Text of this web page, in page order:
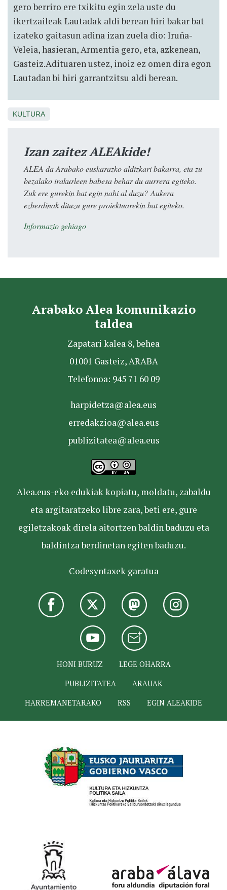
gero berriro ere txikitu egin zela uste du
ikertzaileak Lautadak aldi berean hiri bakar bat
izateko gaitasun adina izan zuela dio: Iruña-
Veleia, hasieran, Armentia gero, eta, azkenean,
Gasteiz.Adituaren ustez, inoiz ez omen dira egon
Lautadan bi hiri garrantzitsu aldi berean.
KULTURA
Izan zaitez ALEAkide!
ALEA da Arabako euskarazko aldizkari bakarra, eta zu
bezalako irakurleen babesa behar du aurrera egiteko.
Zuk ere gurekin bat egin nahi al duzu? Aukera
ezberdinak dituzu gure proiektuarekin bat egiteko.
Informazio gehiago
Arabako Alea komunikazio
taldea
Zapatari kalea 8, behea
01001 Gasteiz, ARABA
Telefonoa: 945 71 60 09
harpidetza@alea.eus
erredakzioa@alea.eus
publizitatea@alea.eus
Alea.eus-eko edukiak kopiatu, moldatu, zabaldu
eta argitaratzeko libre zara, beti ere, gure
egiletzakoak direla aitortzen baldin baduzu eta
baldintza berdinetan egiten baduzu.
Codesyntaxek garatua
HONI BURUZ
LEGE OHARRA
PUBLIZITATEA
ARAUAK
HARREMANETARAKO
RSS EGIN ALEAKIDE